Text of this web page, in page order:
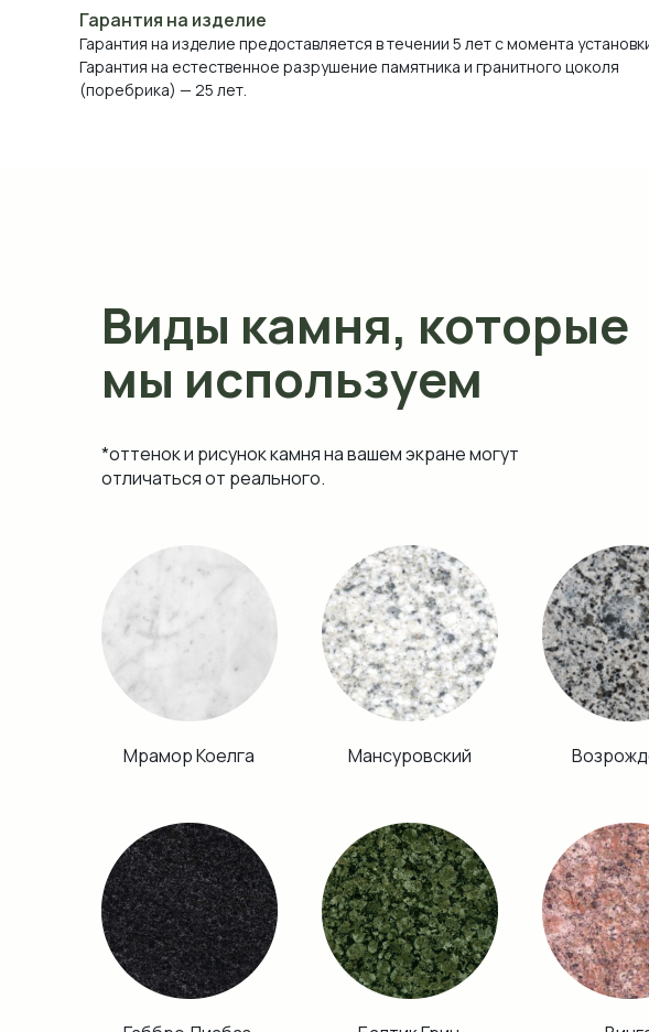
Гарантия на изделие
Гарантия на изделие предоставляется в течении 5 лет с момента
Гарантия на естественное разрушение памятника и гранитного цоколя
(поребрика) — 25 лет.
Виды камня, которые
мы используем
Мансуровский
Мрамор Коелга
*оттенок и рисунок камня на вашем экране могут
отличаться от реального.